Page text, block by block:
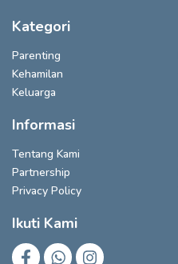
Kategori
Parenting
Kehamilan
Keluarga
Informasi
Tentang Kami
Partnership
Privacy Policy
Ikuti Kami